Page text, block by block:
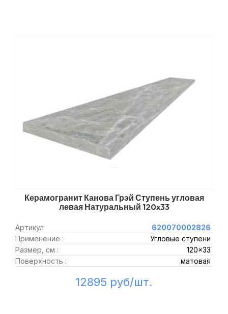
Керамогранит Канова Грэй Ступень угловая
левая Натуральный 120x33
Артикул
620070002826
Применение :
Угловые ступени
Размер, см :
120x33
Поверхность :
матовая
12895 руб/шт.